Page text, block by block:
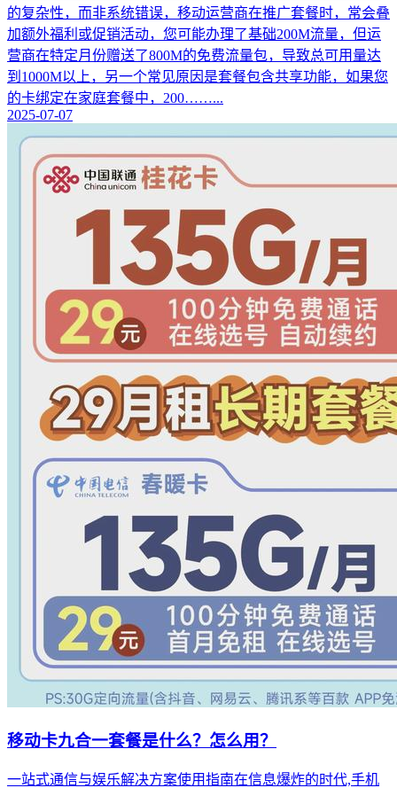
的复杂性，而非系统错误，移动运营商在推广套餐时，常会叠
加额外福利或促销活动，您可能办理了基础200M流量，但运
营商在特定月份赠送了800M的免费流量包，导致总可用量达
到1000M以上，另一个常见原因是套餐包含共享功能，如果您
的卡绑定在家庭套餐中，200……...
2025-07-07
移动卡九合一套餐是什么？怎么用？
一站式通信与娱乐解决方案使用指南在信息爆炸的时代,手机